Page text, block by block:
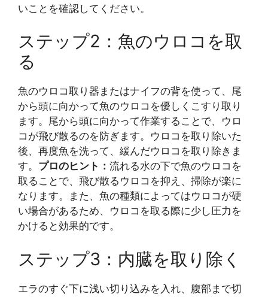
いことを確認してください。
ステップ2：魚のウロコを取
る
魚のウロコ取り器またはナイフの背を使って、尾
から頭に向かって魚のウロコを優しくこすり取り
ます。尾から頭に向かって作業することで、ウロ
コが飛び散るのを防ぎます。ウロコを取り除いた
後、再度魚を洗って、緩んだウロコを取り除きま
す。 プロのヒント： 流れる水の下で魚のウロコを
取ることで、飛び散るウロコを抑え、掃除が楽に
なります。また、魚の種類によってはウロコが硬
い場合があるため、ウロコを取る際に少し圧力を
かけると効果的です。
ステップ3：内臓を取り除く
エラのすぐ下に浅い切り込みを入れ、腹部まで切